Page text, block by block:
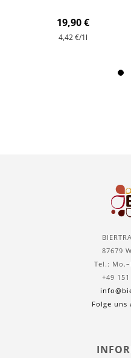
19,90 €
4,42 €/1l
87679
Tel.:
+49
Folge uns